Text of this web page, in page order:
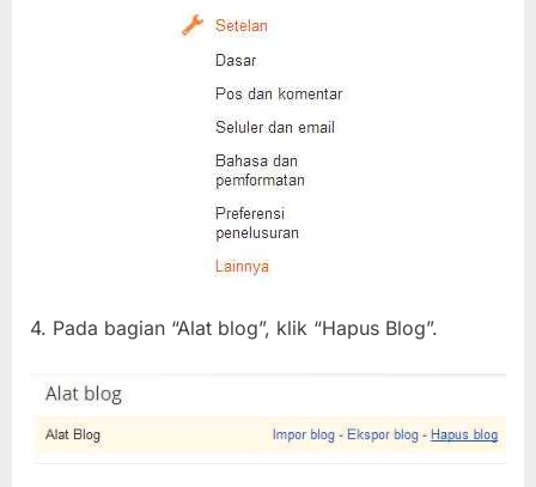
4. Pada bagian “Alat blog”, klik “Hapus Blog”.